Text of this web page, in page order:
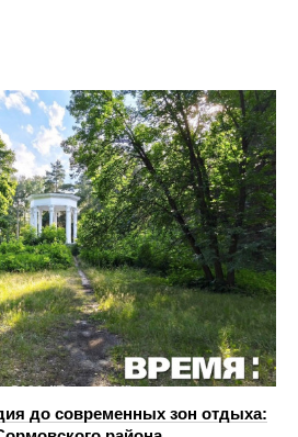
до современных зон отдыха: